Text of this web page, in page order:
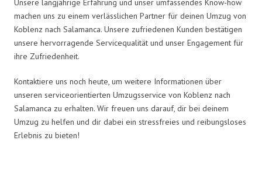
Unsere langjährige Erfahrung und unser umfassendes Know-how
machen uns zu einem verlässlichen Partner für deinen Umzug von
Koblenz nach Salamanca. Unsere zufriedenen Kunden bestätigen
unsere hervorragende Servicequalität und unser Engagement für
ihre Zufriedenheit.
Kontaktiere uns noch heute, um weitere Informationen über
unseren serviceorientierten Umzugsservice von Koblenz nach
Salamanca zu erhalten. Wir freuen uns darauf, dir bei deinem
Umzug zu helfen und dir dabei ein stressfreies und reibungsloses
Erlebnis zu bieten!